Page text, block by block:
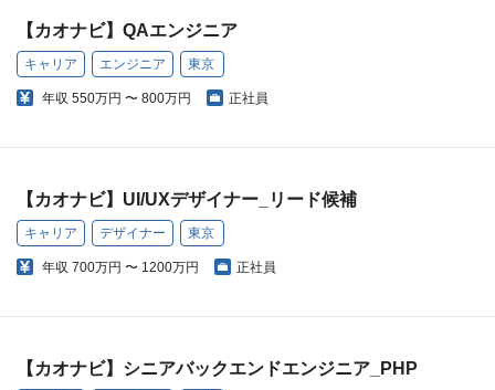
【カオナビ】QAエンジニア
キャリア エンジニア 東京
年収 550万円 〜 800万円 正社員
【カオナビ】UI/UXデザイナー_リード候補
キャリア デザイナー 東京
年収 700万円 〜 1200万円 正社員
【カオナビ】シニアバックエンドエンジニア_PHP